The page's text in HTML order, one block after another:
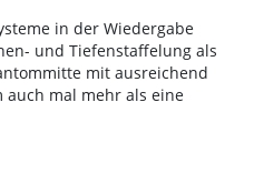
in der Wiedergabe
und Tiefenstaffelung als
mit ausreichend
auch mal mehr als eine